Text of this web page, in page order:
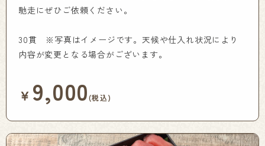
馳走にぜひご依頼ください。
30貫 ※写真はイメージです。天候や仕入れ状況により
内容が変更となる場合がございます。
￥ 9,000(税込)